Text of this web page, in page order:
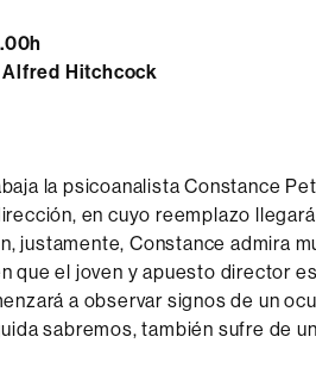
Alfred Hitchcock
la psicoanalista Constance
en cuyo reemplazo
justamente, Constance admira
que el joven y apuesto director
a observar signos de un
sabremos, también sufre de